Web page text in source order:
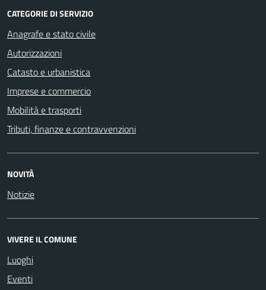
CATEGORIE DI SERVIZIO
Anagrafe e stato civile
Autorizzazioni
Catasto e urbanistica
Imprese e commercio
Mobilità e trasporti
Tributi, finanze e contravvenzioni
NOVITÀ
Notizie
VIVERE IL COMUNE
Luoghi
Eventi